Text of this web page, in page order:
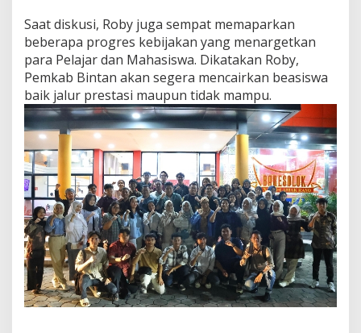
a
n
D
i
P
e
k
a
n
b
r
u
Saat diskusi, Roby juga sempat memaparkan
beberapa progres kebijakan yang menargetkan
para Pelajar dan Mahasiswa. Dikatakan Roby,
Pemkab Bintan akan segera mencairkan beasiswa
baik jalur prestasi maupun tidak mampu.